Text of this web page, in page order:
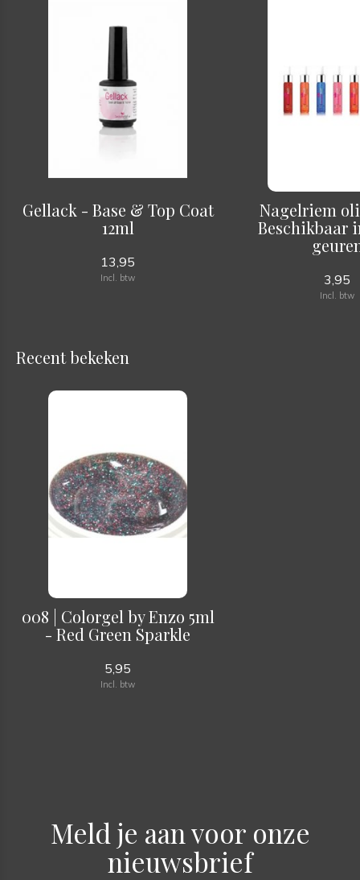
Gellack - Base & Top Coat
12ml
13,95
Incl. btw
Nagelriem
Beschikbaar
3,95
Incl. btw
Recent bekeken
008 | Colorgel by Enzo 5ml
- Red Green Sparkle
5,95
Incl. btw
Meld je aan voor onze
nieuwsbrief